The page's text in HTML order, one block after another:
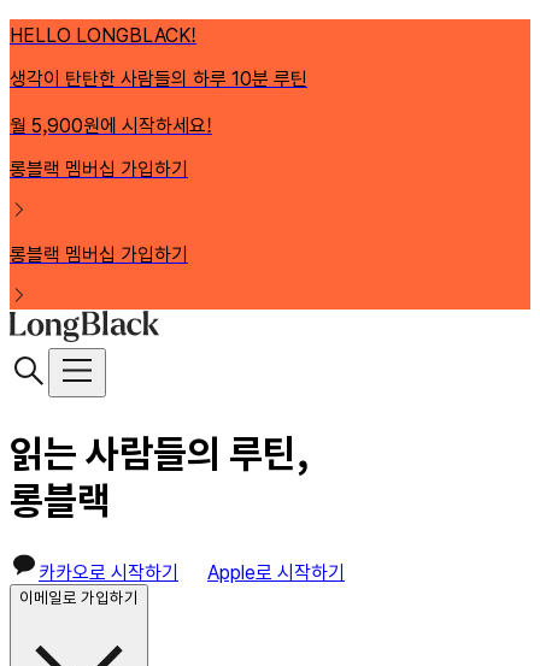
HELLO LONGBLACK!
생각이 탄탄한 사람들의 하루 10분 루틴
월 5,900원에 시작하세요!
롱블랙 멤버십 가입하기
롱블랙 멤버십 가입하기
읽는 사람들의 루틴,
롱블랙
카카오로 시작하기 Apple로 시작하기
이메일로 가입하기